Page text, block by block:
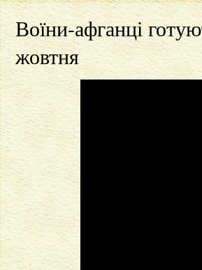
Воїни-афганці
жовтня